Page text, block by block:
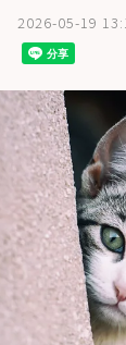
2026-05-19